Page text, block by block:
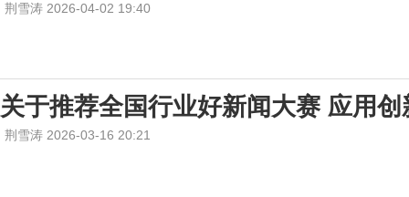
荆雪涛 2026-04-02 19:40
关于推荐全国行业好新闻大赛 应用
荆雪涛 2026-03-16 20:21